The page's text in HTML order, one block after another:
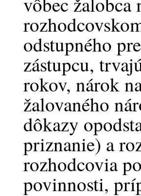
odstupného
zástupcu,
rokov, nárok
žalovaného
dôkazy
priznanie) a
rozhodcovia
povinnosti,